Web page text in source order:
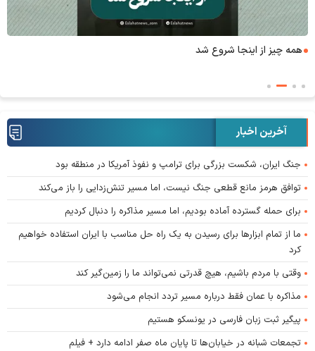
همه چیز از اینجا شروع شد
آخرین اخبار
جنگ ایران، شکست بزرگی برای ترامپ و نفوذ آمریکا در منطقه بود
توافق هرمز مانع قطعی جنگ نیست، اما مسیر تنش‌زدایی را باز می‌کند
برای حمله گسترده آماده بودیم، اما مسیر مذاکره را دنبال کردیم
ما از تمام ابزار‌ها برای رسیدن به یک راه حل مناسب با ایران استفاده خواهیم
کرد
وقتی با مردم باشیم، هیچ قدرتی نمی‌تواند ما را زمین‌گیر کند
مذاکره با عمان فقط درباره مسیر تردد انجام می‌شود
پیگیر ثبت زبان فارسی در یونسکو هستیم
تجمعات شبانه در خیابان‌ها تا پایان ماه صفر ادامه دارد + فیلم